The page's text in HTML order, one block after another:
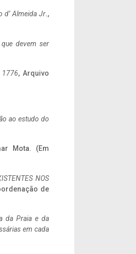
d’ Almeida Jr.,
devem ser
1776, Arquivo
ao estudo do
Mota. (Em
NOS
de
da Praia e da
em cada